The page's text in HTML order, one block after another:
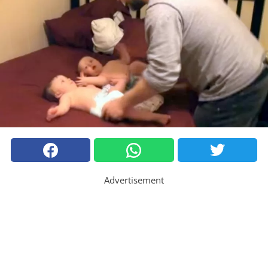
Advertisement